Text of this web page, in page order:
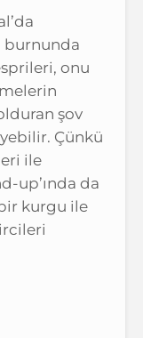
burnunda
onu
şov
Çünkü
ile
up’ında da
kurgu ile